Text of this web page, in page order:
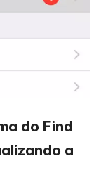
do Find
a